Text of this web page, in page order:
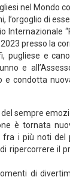
nel Mondo
di
Internazionale
presso la
pugliese e
e
condotta
sempre
è tornata
i più noti del
ripercorrere il
di